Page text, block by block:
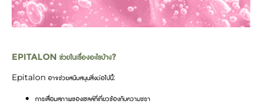
EPITALON ช่วยในเรื่องอะไรบ้าง?
Epitalon อาจช่วยสนับสนุนสิ่งต่อไปนี้:
การเสื่อมสภาพของเซลล์ที่เกี่ยวข้องกับความชรา